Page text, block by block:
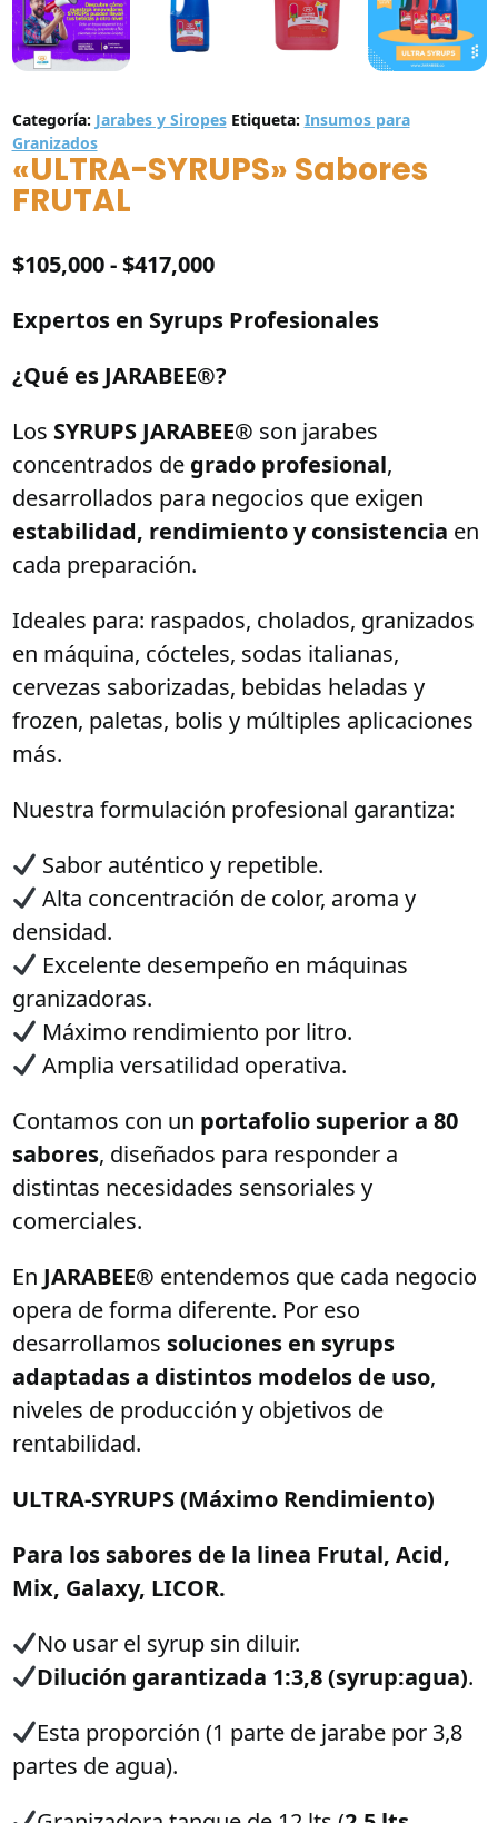
Categoría: Jarabes y Siropes Etiqueta: Insumos para
Granizados
«ULTRA-SYRUPS» Sabores
FRUTAL
$105,000 - $417,000Rango
precios:
desde
hasta
$417,000
Expertos en Syrups Profesionales
¿Qué es JARABEE®?
Los SYRUPS JARABEE® son jarabes
concentrados de grado profesional,
desarrollados para negocios que exigen
estabilidad, rendimiento y consistencia en
cada preparación.
Ideales para: raspados, cholados, granizados
en máquina, cócteles, sodas italianas,
cervezas saborizadas, bebidas heladas y
frozen, paletas, bolis y múltiples aplicaciones
más.
Nuestra formulación profesional garantiza:
Sabor auténtico y repetible.
Alta concentración de color, aroma y
densidad.
Excelente desempeño en máquinas
granizadoras.
Máximo rendimiento por litro.
Amplia versatilidad operativa.
Contamos con un portafolio superior a 80
sabores, diseñados para responder a
distintas necesidades sensoriales y
comerciales.
En JARABEE® entendemos que cada negocio
opera de forma diferente. Por eso
desarrollamos soluciones en syrups
adaptadas a distintos modelos de uso,
niveles de producción y objetivos de
rentabilidad.
ULTRA-SYRUPS (Máximo Rendimiento)
Para los sabores de la linea Frutal, Acid,
Mix, Galaxy, LICOR.
No usar el syrup sin diluir.
Dilución garantizada 1:3,8 (syrup:agua).
Esta proporción (1 parte de jarabe por 3,8
partes de agua).